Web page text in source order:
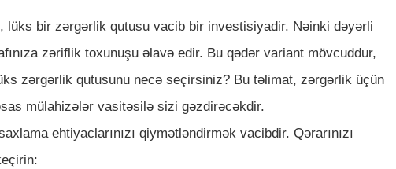
bir zərgərlik qutusu vacib bir investisiyadir. Nəinki dəyərli
zəriflik toxunuşu əlavə edir. Bu qədər variant mövcuddur,
zərgərlik qutusunu necə seçirsiniz? Bu təlimat, zərgərlik üçün
mülahizələr vasitəsilə sizi gəzdirəcəkdir.
ehtiyaclarınızı qiymətləndirmək vacibdir. Qərarınızı